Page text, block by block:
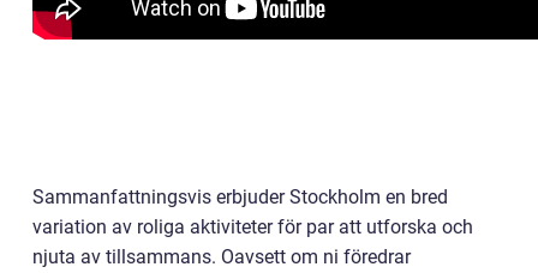
Sammanfattningsvis erbjuder Stockholm en bred
variation av roliga aktiviteter för par att utforska och
njuta av tillsammans. Oavsett om ni föredrar